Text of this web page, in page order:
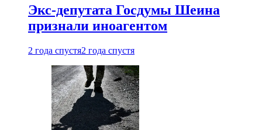
Экс-депутата Госдумы Шеина
признали иноагентом
2 года спустя2 года спустя